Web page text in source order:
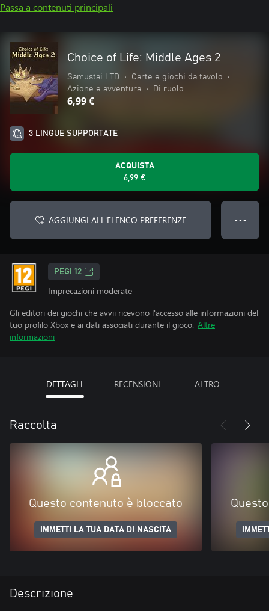
Passa a contenuti principali
Choice of Life: Middle Ages 2
Samustai LTD • Carte e giochi da tavolo
•
Azione e avventura
• Di ruolo
6,99 €
3 LINGUE SUPPORTATE
ACQUISTA
6,99 €
AGGIUNGI ALL'ELENCO PREFERENZE ● ● ●
PEGI 12
Imprecazioni moderate
Gli editori dei giochi che avvii ricevono l'accesso alle informazioni del
tuo profilo Xbox e ai dati associati durante il gioco. Altre
informazioni
DETTAGLI RECENSIONI ALTRO
Raccolta
Questo contenuto è bloccato
IMMETTI LA TUA DATA DI NASCITA
Descrizione